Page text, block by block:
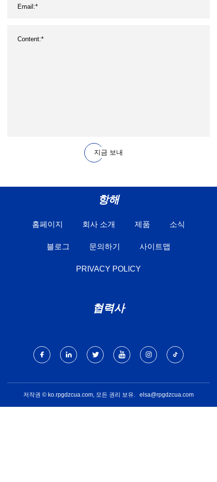
지금 보내
항해
홈페이지 회사 소개 제품 소식
블로그 문의하기 사이트맵
PRIVACY POLICY
협력사
저작권 © ko.rpgdzcua.com, 모든 권리 보유. elsa@rpgdzcua.com